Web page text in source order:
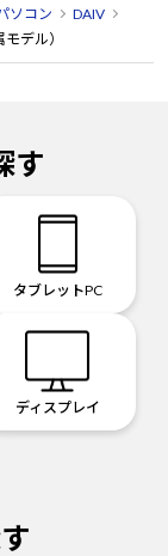
ソコン
DAIV
デル）
す
タブレットPC
ディスプレイ